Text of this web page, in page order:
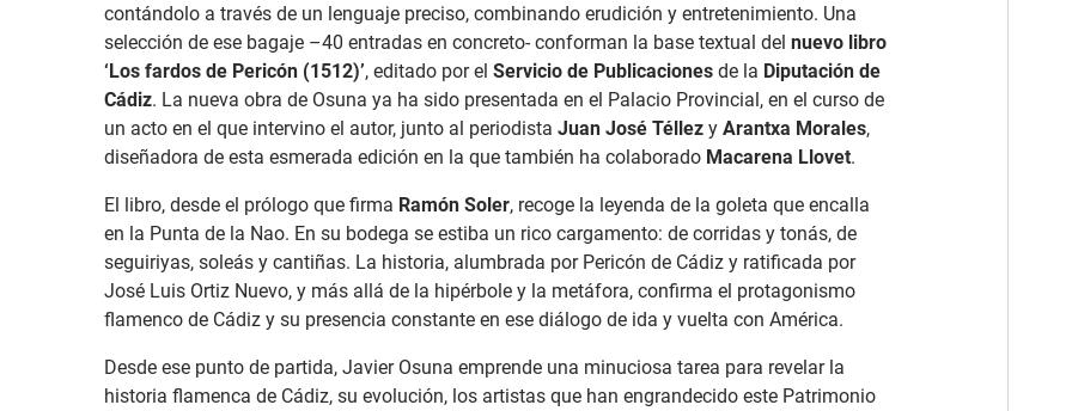
contándolo a través de un lenguaje preciso, combinando erudición y entretenimiento. Una
selección de ese bagaje –40 entradas en concreto- conforman la base textual del nuevo libro
‘Los fardos de Pericón (1512)’, editado por el Servicio de Publicaciones de la Diputación de
Cádiz. La nueva obra de Osuna ya ha sido presentada en el Palacio Provincial, en el curso de
un acto en el que intervino el autor, junto al periodista Juan José Téllez y Arantxa Morales,
diseñadora de esta esmerada edición en la que también ha colaborado Macarena Llovet.
El libro, desde el prólogo que firma Ramón Soler, recoge la leyenda de la goleta que encalla
en la Punta de la Nao. En su bodega se estiba un rico cargamento: de corridas y tonás, de
seguiriyas, soleás y cantiñas. La historia, alumbrada por Pericón de Cádiz y ratificada por
José Luis Ortiz Nuevo, y más allá de la hipérbole y la metáfora, confirma el protagonismo
flamenco de Cádiz y su presencia constante en ese diálogo de ida y vuelta con América.
Desde ese punto de partida, Javier Osuna emprende una minuciosa tarea para revelar la
historia flamenca de Cádiz, su evolución, los artistas que han engrandecido este Patrimonio